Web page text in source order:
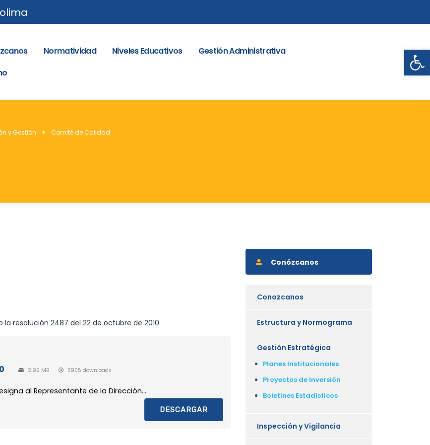
Normatividad Niveles Educativos
Gestión Administrativa
y Gestión Comité de Calidad
resolución 2487 del 22 de octubre de 2010.
2.92 MB 5908 downloads
al Representante de la Dirección...
DESCARGAR
Conózcanos
Conozcanos
Estructura y Normograma
Gestión Estratégica
Planes Institucionales
Proyectos de Inversión
Boletines Estadísticos
Inspección y Vigilancia